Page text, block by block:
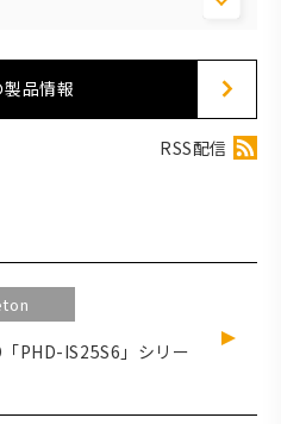
品情報
RSS配信
PHD-IS25S6」シリー